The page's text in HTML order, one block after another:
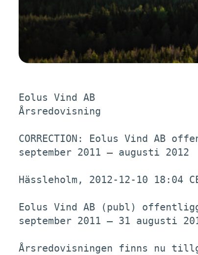
Eolus Vind AB
Årsredovisning
CORRECTION: Eolus Vind AB
september 2011 – augusti 2012
Hässleholm, 2012-12-10 18:04
Eolus Vind AB (publ)
september 2011 – 31 augusti
Årsredovisningen finns nu